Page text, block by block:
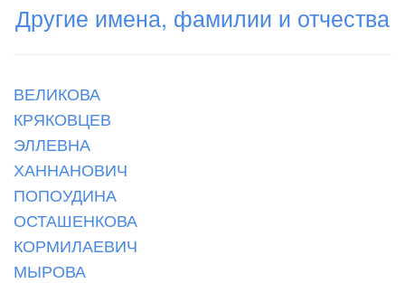
Другие имена, фамилии и отчества
ВЕЛИКОВА
КРЯКОВЦЕВ
ЭЛЛЕВНА
ХАННАНОВИЧ
ПОПОУДИНА
ОСТАШЕНКОВА
КОРМИЛАЕВИЧ
МЫРОВА